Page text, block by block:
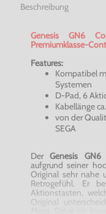
Beschreibung
Genesis GN6
Premiumklasse-
Features:
Kompatibel
Systemen
D-Pad, 6
Kabellänge
von der
SEGA
DerGenesis
aufgrund seiner
Original sehr nahe
Retrogefühl. Er
Aktionstasten,
Original